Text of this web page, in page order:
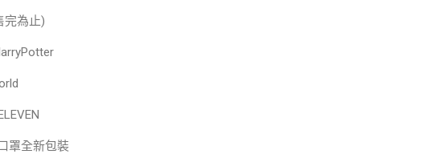
完為止)
罩全新包裝